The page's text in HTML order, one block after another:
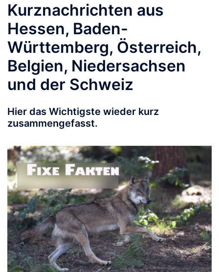
Kurznachrichten aus
Hessen, Baden-
Württemberg, Österreich,
Belgien, Niedersachsen
und der Schweiz
Hier das Wichtigste wieder kurz
zusammengefasst.